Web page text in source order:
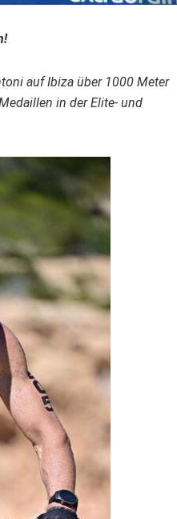
auf Ibiza über 1000 Meter
in der Elite- und